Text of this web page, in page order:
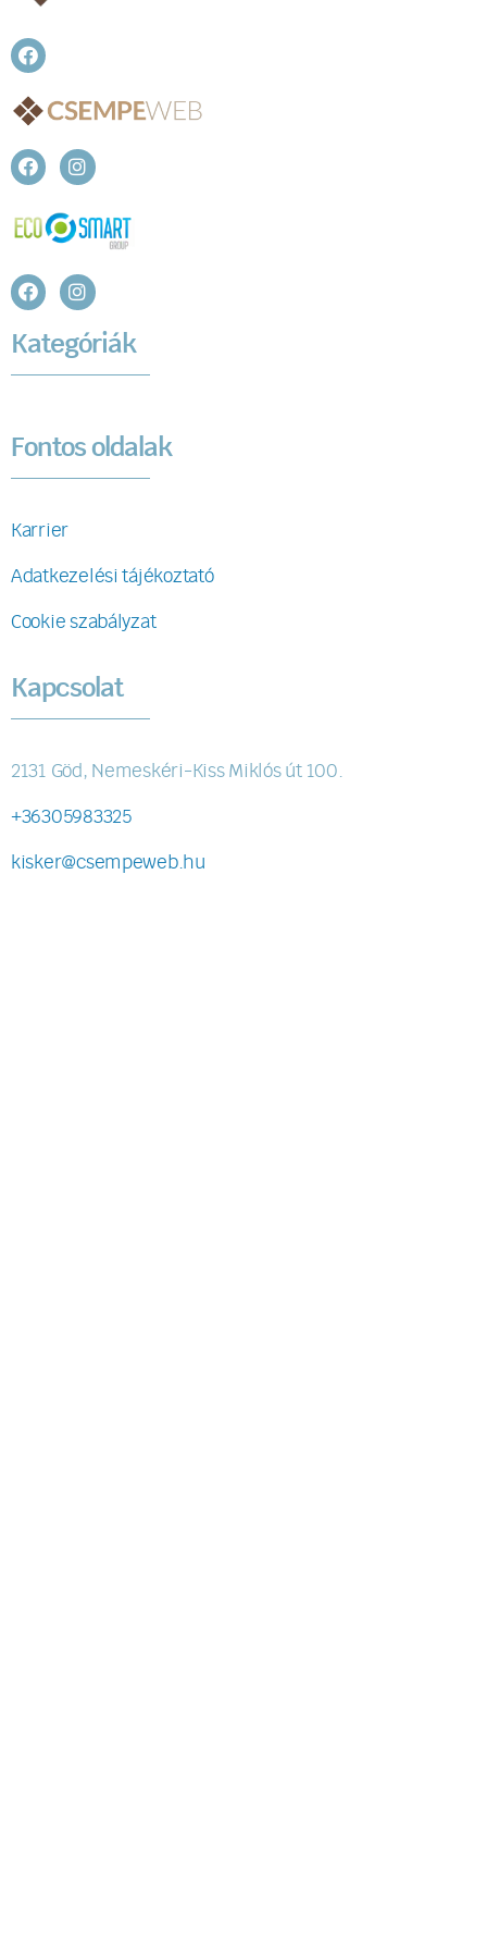
Kategóriák
Fontos oldalak
Karrier
Adatkezelési tájékoztató
Cookie szabályzat
Kapcsolat
2131 Göd, Nemeskéri-Kiss Miklós út 100.
+36305983325
kisker@csempeweb.hu